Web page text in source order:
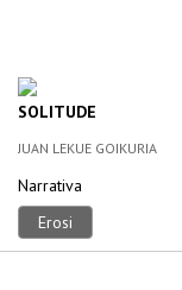
SOLITUDE
JUAN LEKUE GOIKURIA
Narrativa
Erosi